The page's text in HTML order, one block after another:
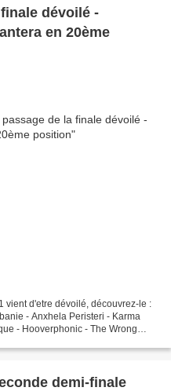
dévoilé -
en 20ème
vient d'etre dévoilé, découvrez-le :
- Anxhela Peristeri - Karma
- Hooverphonic - The Wrong
demi-finale